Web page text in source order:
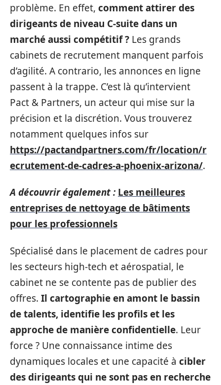
problème. En effet, comment attirer des
dirigeants de niveau C-suite dans un
marché aussi compétitif ? Les grands
cabinets de recrutement manquent parfois
d’agilité. A contrario, les annonces en ligne
passent à la trappe. C’est là qu’intervient
Pact & Partners, un acteur qui mise sur la
précision et la discrétion. Vous trouverez
notamment quelques infos sur
https://pactandpartners.com/fr/location/r
ecrutement-de-cadres-a-phoenix-arizona/.
A découvrir également : Les meilleures
entreprises de nettoyage de bâtiments
pour les professionnels
Spécialisé dans le placement de cadres pour
les secteurs high-tech et aérospatial, le
cabinet ne se contente pas de publier des
offres. Il cartographie en amont le bassin
de talents, identifie les profils et les
approche de manière confidentielle. Leur
force ? Une connaissance intime des
dynamiques locales et une capacité à cibler
des dirigeants qui ne sont pas en recherche